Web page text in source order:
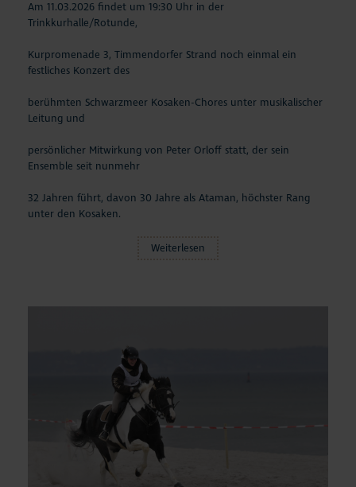
Am 11.03.2026 findet um 19:30 Uhr in der
Trinkkurhalle/Rotunde,
Kurpromenade 3, Timmendorfer Strand noch einmal ein
festliches Konzert des
berühmten Schwarzmeer Kosaken-Chores unter musikalischer
Leitung und
persönlicher Mitwirkung von Peter Orloff statt, der sein
Ensemble seit nunmehr
32 Jahren führt, davon 30 Jahre als Ataman, höchster Rang
unter den Kosaken.
Weiterlesen